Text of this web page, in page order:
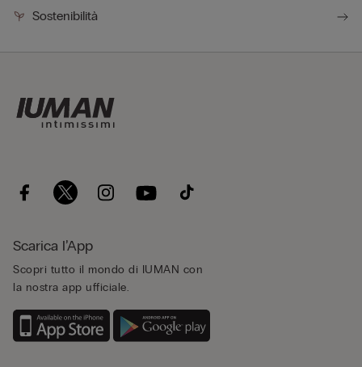
Sostenibilità
Scarica l’App
Scopri tutto il mondo di IUMAN con
la nostra app ufficiale.